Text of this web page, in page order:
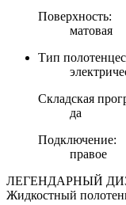
Поверхность:
матовая
Тип
Складская
да
Подключение:
правое
ЛЕГЕНДАРНЫЙ
Жидкостный